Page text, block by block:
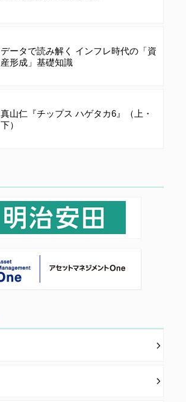
データで読み解く インフレ時代の「資
産形成」基礎知識
真山仁『チップス ハゲタカ6』（上・
下）